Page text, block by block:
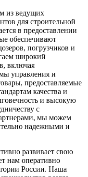
из ведущих
для строительной
в предоставлении
обеспечивают
погрузчиков и
широкий
включая
управления и
предоставляемые
качества и
и высокую
с
мы можем
надежными и
развивает свою
нам оперативно
России. Наша